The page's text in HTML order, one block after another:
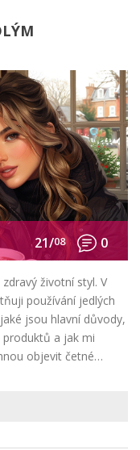
21/08 0
životní styl. V
používání jedlých
jsou hlavní důvody,
a jak mi
objevit četné